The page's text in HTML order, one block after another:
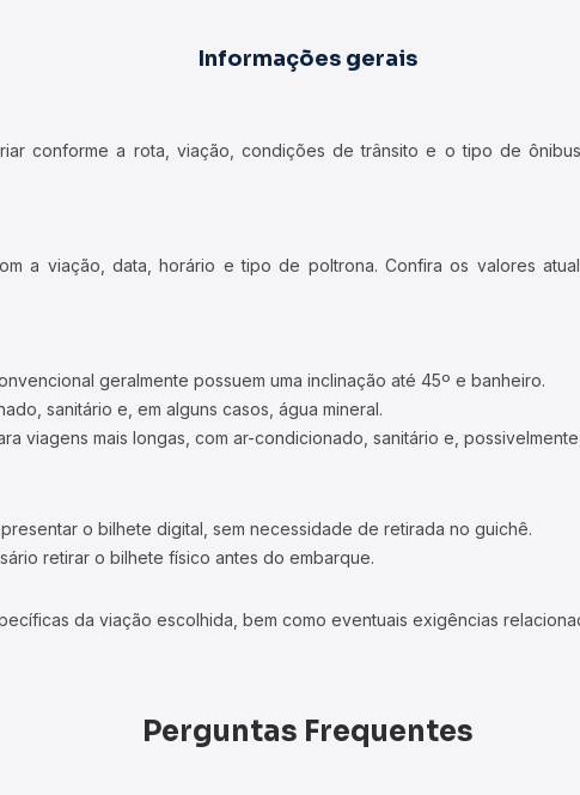
Informações gerais
conforme a rota, viação, condições de trânsito e o tipo de
a viação, data, horário e tipo de poltrona. Confira os valores
geralmente possuem uma inclinação até 45º e banheiro.
sanitário e, em alguns casos, água mineral.
viagens mais longas, com ar-condicionado, sanitário e,
o bilhete digital, sem necessidade de retirada no guichê.
retirar o bilhete físico antes do embarque.
da viação escolhida, bem como eventuais exigências
Perguntas Frequentes